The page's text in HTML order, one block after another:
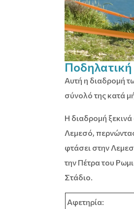
Αυτή η διαδρομή
σύνολό της κατά
Η διαδρομή
Λεμεσό,
φτάσει στην
την Πέτρα του
Στάδιο.
Αφετηρία: